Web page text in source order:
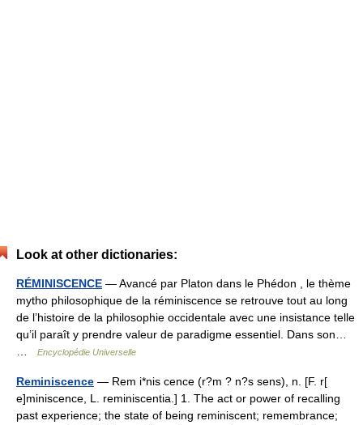
Look at other dictionaries:
RÉMINISCENCE — Avancé par Platon dans le Phédon , le thème
mytho philosophique de la réminiscence se retrouve tout au long
de l’histoire de la philosophie occidentale avec une insistance telle
qu’il paraît y prendre valeur de paradigme essentiel. Dans son…
Encyclopédie Universelle
Reminiscence — Rem i*nis cence (r?m ? n?s sens), n. [F. r[
e]miniscence, L. reminiscentia.] 1. The act or power of recalling
past experience; the state of being reminiscent; remembrance;